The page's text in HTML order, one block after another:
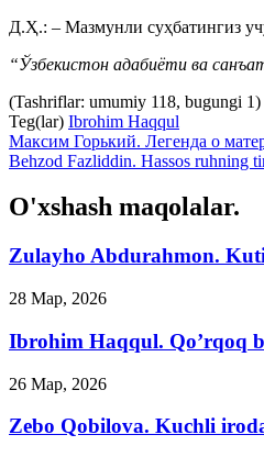
Д.Ҳ.: – Мазмунли суҳбатингиз
“Ўзбекистон адабиёти ва
(Tashriflar: umumiy 118, bugungi 1)
Teg(lar) Ibrohim Haqqul
Максим Горький. Легенда о
Behzod Fazliddin. Hassos ruhning
O'xshash maqolalar.
Zulayho Abdurahmon.
28 Мар, 2026
Ibrohim Haqqul. Qo’rqoq
26 Мар, 2026
Zebo Qobilova. Kuchli